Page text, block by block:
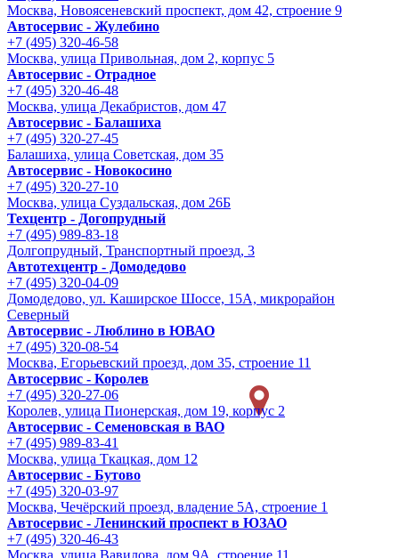
Москва, Новоясеневский проспект, дом 42, строение 9
Автосервис - Жулебино
+7 (495) 320-46-58
Москва, улица Привольная, дом 2, корпус 5
Автосервис - Отрадное
+7 (495) 320-46-48
Москва, улица Декабристов, дом 47
Автосервис - Балашиха
+7 (495) 320-27-45
Балашиха, улица Советская, дом 35
Автосервис - Новокосино
+7 (495) 320-27-10
Москва, улица Суздальская, дом 26Б
Техцентр - Догопрудный
+7 (495) 989-83-18
Долгопрудный, Транспортный проезд, 3
Автотехцентр - Домодедово
+7 (495) 320-04-09
Домодедово, ул. Каширское Шоссе, 15А, микрорайон
Северный
Автосервис - Люблино в ЮВАО
+7 (495) 320-08-54
Москва, Егорьевский проезд, дом 35, строение 11
Автосервис - Королев
+7 (495) 320-27-06
Королев, улица Пионерская, дом 19, корпус 2
Автосервис - Семеновская в ВАО
+7 (495) 989-83-41
Москва, улица Ткацкая, дом 12
Автосервис - Бутово
+7 (495) 320-03-97
Москва, Чечёрский проезд, владение 5А, строение 1
Автосервис - Ленинский проспект в ЮЗАО
+7 (495) 320-46-43